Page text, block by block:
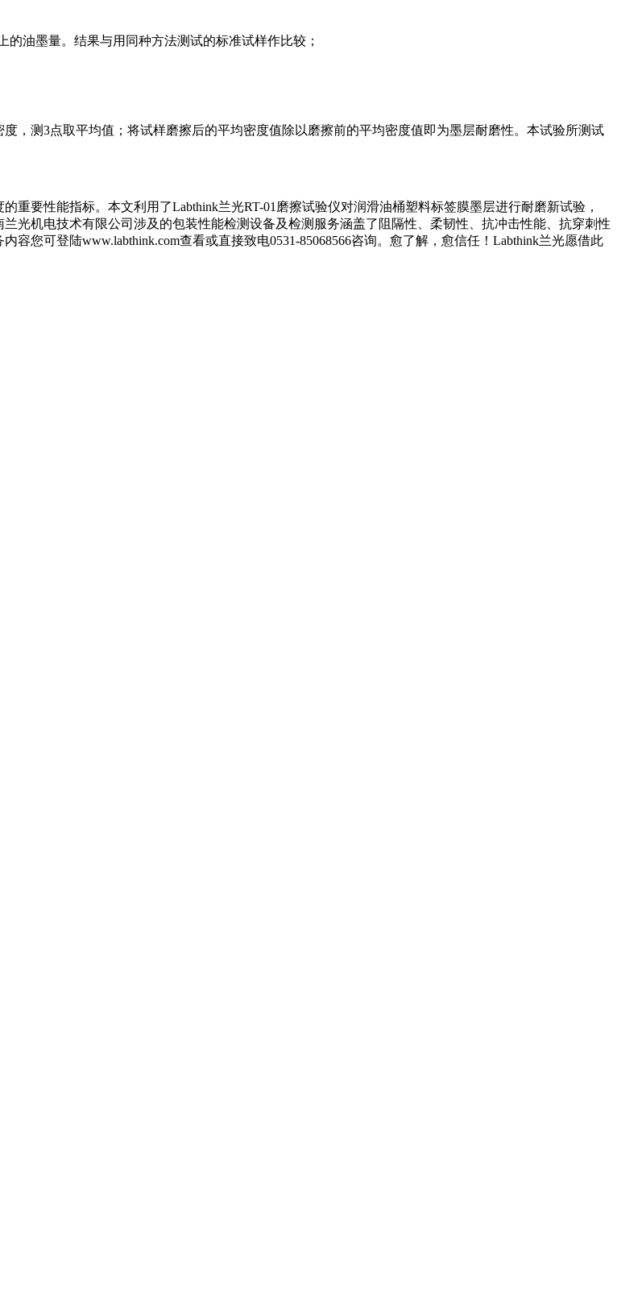
油墨量。结果与用同种方法测试的标准试样作比较；
，测3点取平均值；将试样磨擦后的平均密度值除以磨擦前的平均密度值即为墨层耐磨性。本试验所测试
要性能指标。本文利用了Labthink兰光RT-01磨擦试验仪对润滑油桶塑料标签膜墨层进行耐磨新试验，
光机电技术有限公司涉及的包装性能检测设备及检测服务涵盖了阻隔性、柔韧性、抗冲击性能、抗穿刺性
您可登陆www.labthink.com查看或直接致电0531-85068566咨询。愈了解，愈信任！Labthink兰光愿借此